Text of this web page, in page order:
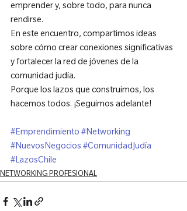
emprender y, sobre todo, para nunca
rendirse.
En este encuentro, compartimos ideas
sobre cómo crear conexiones significativas
y fortalecer la red de jóvenes de la
comunidad judía.
Porque los lazos que construimos, los
hacemos todos. ¡Seguimos adelante!
#Emprendimiento #Networking
#NuevosNegocios #ComunidadJudía
#LazosChile
NETWORKING PROFESIONAL